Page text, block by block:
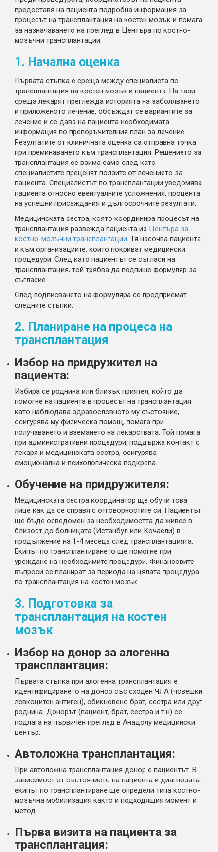
предоставя на пациента подробна информация за
процесът на трансплантация на костен мозък и помага
за назначаването на преглед в Центъра по костно-
мозъчни трансплантации.
1. Начална оценка
Първата стъпка е среща между специалиста по
трансплантация на костен мозък и пациента. На тази
среща лекарят преглежда историята на заболяването
и приложеното лечение, обсъждат се вариантите за
лечение и се дава на пациента необходимата
информация по препоръчителния план за лечение.
Резултатите от клиничната оценка са отправна точка
при преминаването към трансплантация. Решението за
трансплантация се взима само след като
специалистите преценят ползите от лечението за
пациента. Специалистът по трансплантации уведомява
пациента относно евентуалните усложнения, процента
на успешни присаждания и дългосрочните резултати.
Медицинската сестра, която координира процесът на
трансплантация развежда пациента из Центъра за
костно-мозъчни трансплантации. Тя насочва пациента
и към организациите, които покриват медицински
процедури. След като пациентът се съгласи на
трансплантация, той трябва да подпише формуляр за
съгласие.
След подписването на формуляра се предприемат
следните стъпки:
2. Планиране на процеса на
трансплантация
Избор на придружител на
пациента:
Избира се роднина или близък приятел, който да
помогне на пациента в процесът на трансплантация
като наблюдава здравословното му състояние,
осигурява му физическа помощ, помага при
получаването и вземането на лекарствата. Той помага
при административни процедури, поддържа контакт с
лекаря и медицинската сестра, осигурява
емоционална и психологическа подкрепа.
Обучение на придружителя:
Медицинската сестра координатор ще обучи това
лице как да се справя с отговорностите си. Пациентът
ще бъде осведомен за необходимостта да живее в
близост до болницата (Истанбул или Кочаели) в
продължение на 1-4 месеца след трансплантацията.
Екипът по трансплантирането ще помогне при
уреждане на необходимите процедури. Финансовите
въпроси се планират за периода на цялата процедура
по трансплантация на костен мозък.
3. Подготовка за
трансплантация на костен
мозък
Избор на донор за алогенна
трансплантация:
Първата стъпка при алогенна трансплантация е
идентифицирането на донор със сходен ЧЛА (човешки
левкоцитен антиген), обикновено брат, сестра или друг
роднина. Донорът (пациент, брат, сестра и т.н) се
подлага на първичен преглед в Анадолу медицински
център.
Автоложна трансплантация:
При автоложна трансплантация донор е пациентът. В
зависимост от състоянието на пациента и диагнозата,
екипът по трансплантиране ще определи типа костно-
мозъчна мобилизация както и подходящия момент и
метод.
Първа визита на пациента за
трансплантация: